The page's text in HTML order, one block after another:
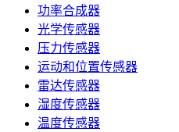
功率合成器
光学传感器
压力传感器
运动和位置传感器
雷达传感器
湿度传感器
温度传感器